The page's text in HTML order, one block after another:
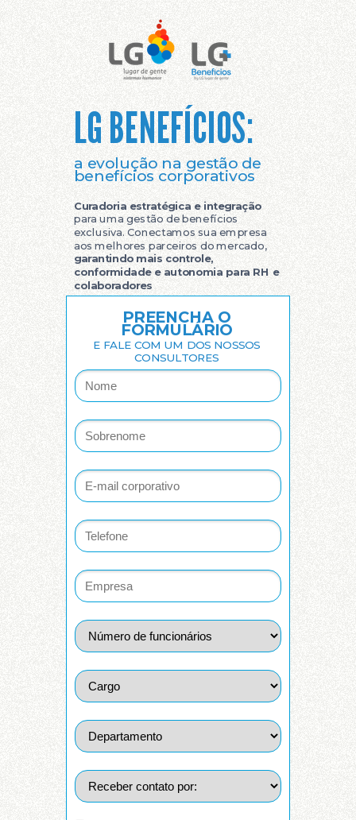
LG BENEFÍCIOS:
Curadoria estratégica e integração
para uma gestão de benefícios
exclusiva. Conectamos sua empresa
aos melhores parceiros do mercado,
garantindo mais controle,
conformidade e autonomia para RH e
colaboradores
a evolução na gestão de
benefícios corporativos
PREENCHA O
FORMULÁRIO
E FALE COM UM DOS NOSSOS
CONSULTORES